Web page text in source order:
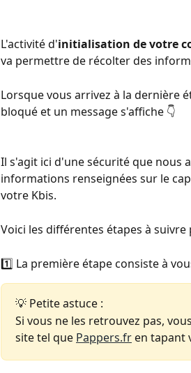
L'activité d'initialisation de votre
va permettre de récolter des
Lorsque vous arrivez à la dernière
bloqué et un message s'affiche 👇
Il s'agit ici d'une sécurité que nous
informations renseignées sur le
votre Kbis.
Voici les différentes étapes à
1️⃣ La première étape consiste à
💡 Petite astuce :
Si vous ne les retrouvez pas,
site tel que Pappers.fr en tapant